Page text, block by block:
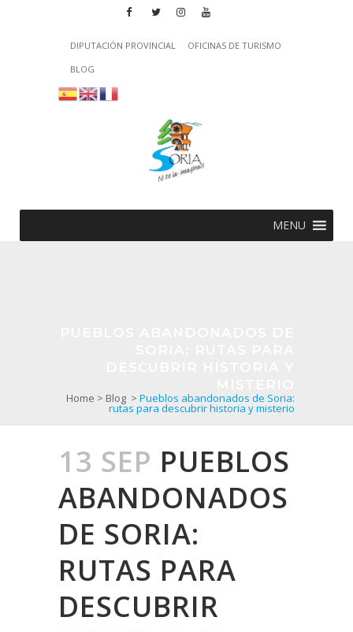
DIPUTACIÓN PROVINCIAL
OFICINAS DE TURISMO
BLOG
MENU
Home > Blog > Pueblos abandonados de Soria:
rutas para descubrir historia y misterio
13 SEP PUEBLOS
ABANDONADOS
DE SORIA:
RUTAS PARA
DESCUBRIR